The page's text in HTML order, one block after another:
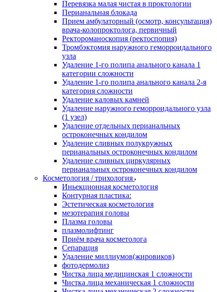
Перевязка малая чистая в проктологии
Перианальная блокада
Прием амбулаторный (осмотр, консультация)
врача-колопроктолога, первичный
Ректороманоскопия (ректоспопия)
Тромбэктомия наружного геморроидального
узла
Удаление 1-го полипа анального канала 1
категории сложности
Удаление 1-го полипа анального канала 2-я
категория сложности
Удаление каловых камней
Удаление наружного геморроидального узла
(1 узел)
Удаление отдельных перианальных
остроконечных кондилом
Удаление сливных полукружных
перианальных остроконечных кондилом
Удаление сливных циркулярных
перианальных остроконечных кондилом
Косметология / трихология
Иньекционная косметология
Контурная пластика:
Эстетическая косметология
мезотерапия головы
Плазма головы
плазмолифтинг
Приём врача косметолога
Сепарация
Удаление миллиумов(жировиков)
фотодермолиз
Чистка лица медицинская 1 сложности
Чистка лица механическая 1 сложности